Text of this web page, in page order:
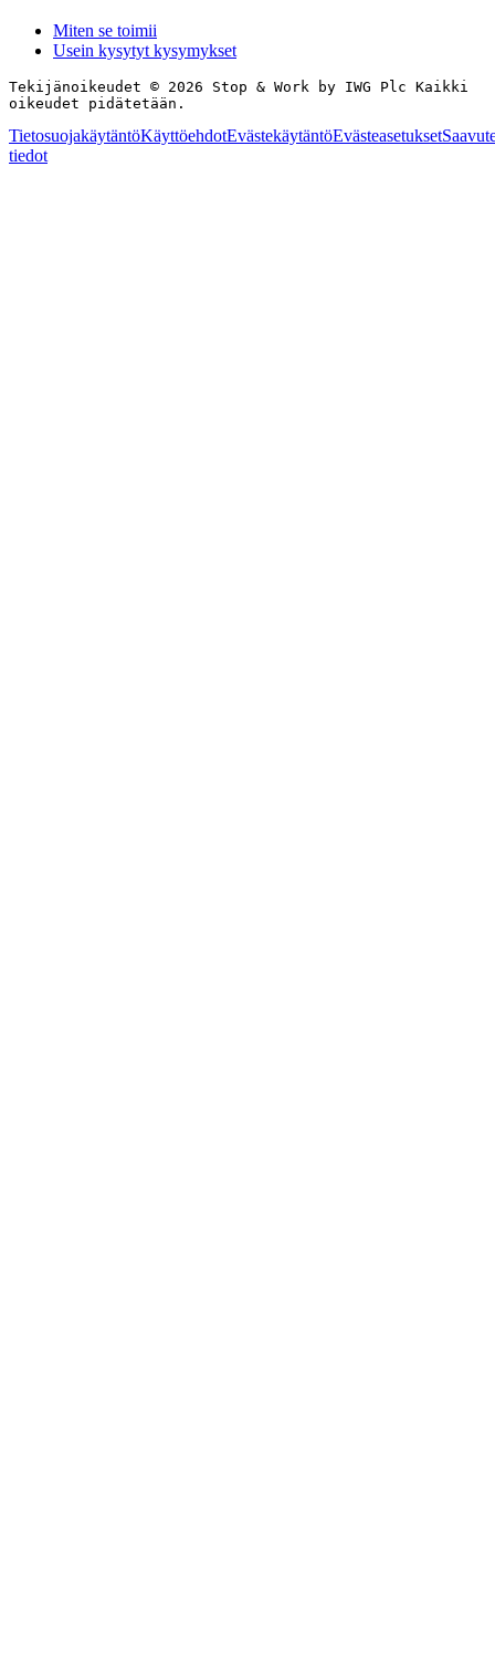
Miten se toimii
Usein kysytyt kysymykset
Tekijänoikeudet © 2026 Stop & Work by IWG Plc Kaikki
oikeudet pidätetään.
TietosuojakäytäntöKäyttöehdotEvästekäytäntöEvästeasetukset
tiedot